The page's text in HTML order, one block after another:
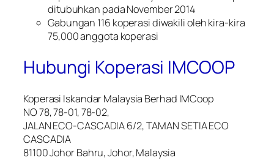
ditubuhkan pada November 2014
Gabungan 116 koperasi diwakili oleh kira-kira
75,000 anggota koperasi
Hubungi Koperasi IMCOOP
Koperasi Iskandar Malaysia Berhad IMCoop
NO 78, 78-01, 78-02,
JALAN ECO-CASCADIA 6/2, TAMAN SETIA ECO
CASCADIA
81100 Johor Bahru, Johor, Malaysia